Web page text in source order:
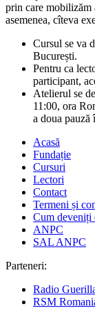
prin care mobilizăm
asemenea, cîteva
Cursul se va
București.
Pentru ca
participant,
Atelierul se
11:00, ora
a doua pauză
Acasă
Fundație
Cursuri
Lectori
Contact
Termeni și
Cum deveniți
ANPC
SAL ANPC
Parteneri:
Radio
RSM